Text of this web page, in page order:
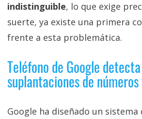
indistinguible, lo que exige
suerte, ya existe una primera
frente a esta problemática.
Teléfono de Google detecta
suplantaciones de
Google ha diseñado un sistema